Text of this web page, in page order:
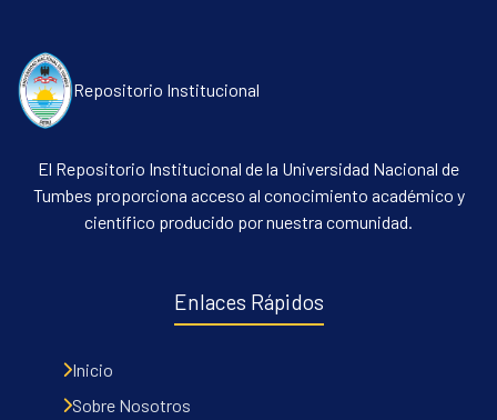
Repositorio Institucional
El Repositorio Institucional de la Universidad Nacional de
Tumbes proporciona acceso al conocimiento académico y
científico producido por nuestra comunidad.
Enlaces Rápidos
Inicio
Sobre Nosotros